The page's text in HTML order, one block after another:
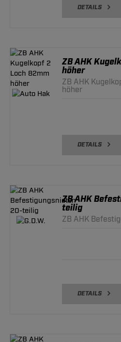
DETAILS
ZB AHK
höher
ZB AHK
höher
DETAILS
ZB AHK
teilig
ZB AHK
DETAILS